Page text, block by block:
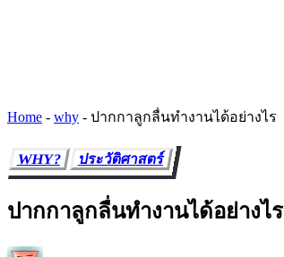
Home - why - ปากกาลูกลื่นทำงานได้อย่างไร
WHY? ประวัติศาสตร์
ปากกาลูกลื่นทำงานได้อย่างไร